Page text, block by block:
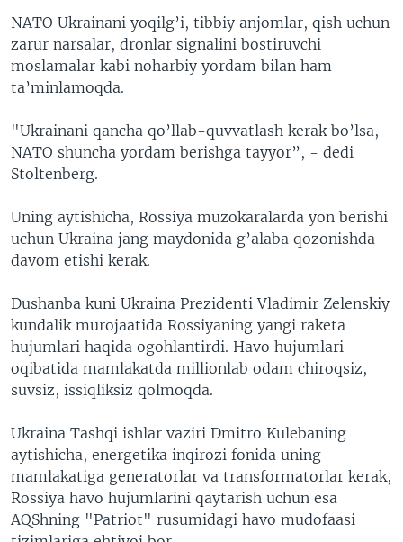
NATO Ukrainani yoqilg’i, tibbiy anjomlar, qish uchun
zarur narsalar, dronlar signalini bostiruvchi
moslamalar kabi noharbiy yordam bilan ham
ta’minlamoqda.
"Ukrainani qancha qo’llab-quvvatlash kerak bo’lsa,
NATO shuncha yordam berishga tayyor”, - dedi
Stoltenberg.
Uning aytishicha, Rossiya muzokaralarda yon berishi
uchun Ukraina jang maydonida g’alaba qozonishda
davom etishi kerak.
Dushanba kuni Ukraina Prezidenti Vladimir Zelenskiy
kundalik murojaatida Rossiyaning yangi raketa
hujumlari haqida ogohlantirdi. Havo hujumlari
oqibatida mamlakatda millionlab odam chiroqsiz,
suvsiz, issiqliksiz qolmoqda.
Ukraina Tashqi ishlar vaziri Dmitro Kulebaning
aytishicha, energetika inqirozi fonida uning
mamlakatiga generatorlar va transformatorlar kerak,
Rossiya havo hujumlarini qaytarish uchun esa
AQShning "Patriot" rusumidagi havo mudofaasi